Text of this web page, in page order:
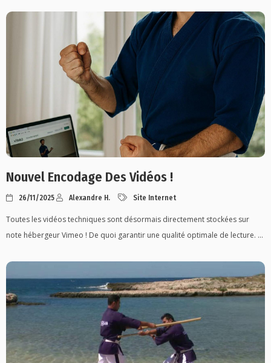
Nouvel Encodage Des Vidéos !
26/11/2025 Alexandre H. Site Internet
Toutes les vidéos techniques sont désormais directement stockées sur
note hébergeur Vimeo ! De quoi garantir une qualité optimale de lecture. ...